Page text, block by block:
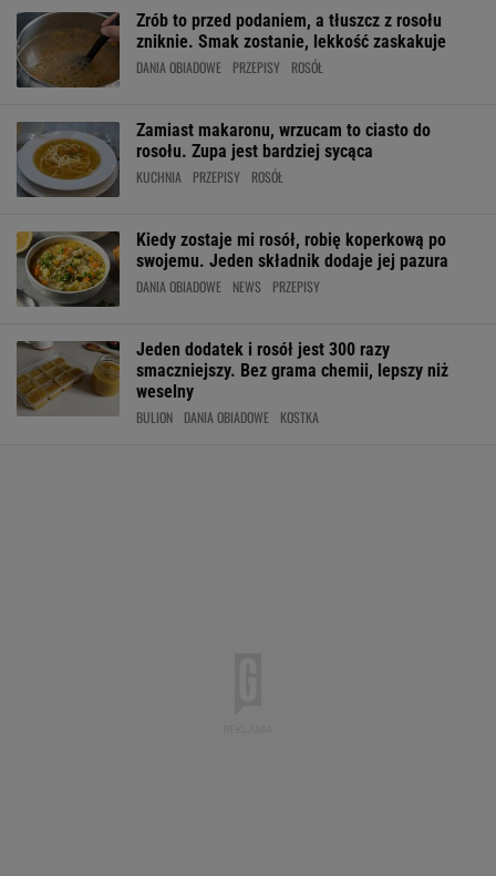
Zrób to przed podaniem, a tłuszcz z rosołu
zniknie. Smak zostanie, lekkość zaskakuje
DANIA OBIADOWE PRZEPISY ROSÓŁ
Zamiast makaronu, wrzucam to ciasto do
rosołu. Zupa jest bardziej sycąca
KUCHNIA PRZEPISY ROSÓŁ
Kiedy zostaje mi rosół, robię koperkową po
swojemu. Jeden składnik dodaje jej pazura
DANIA OBIADOWE NEWS PRZEPISY
Jeden dodatek i rosół jest 300 razy
smaczniejszy. Bez grama chemii, lepszy niż
weselny
BULION DANIA OBIADOWE KOSTKA